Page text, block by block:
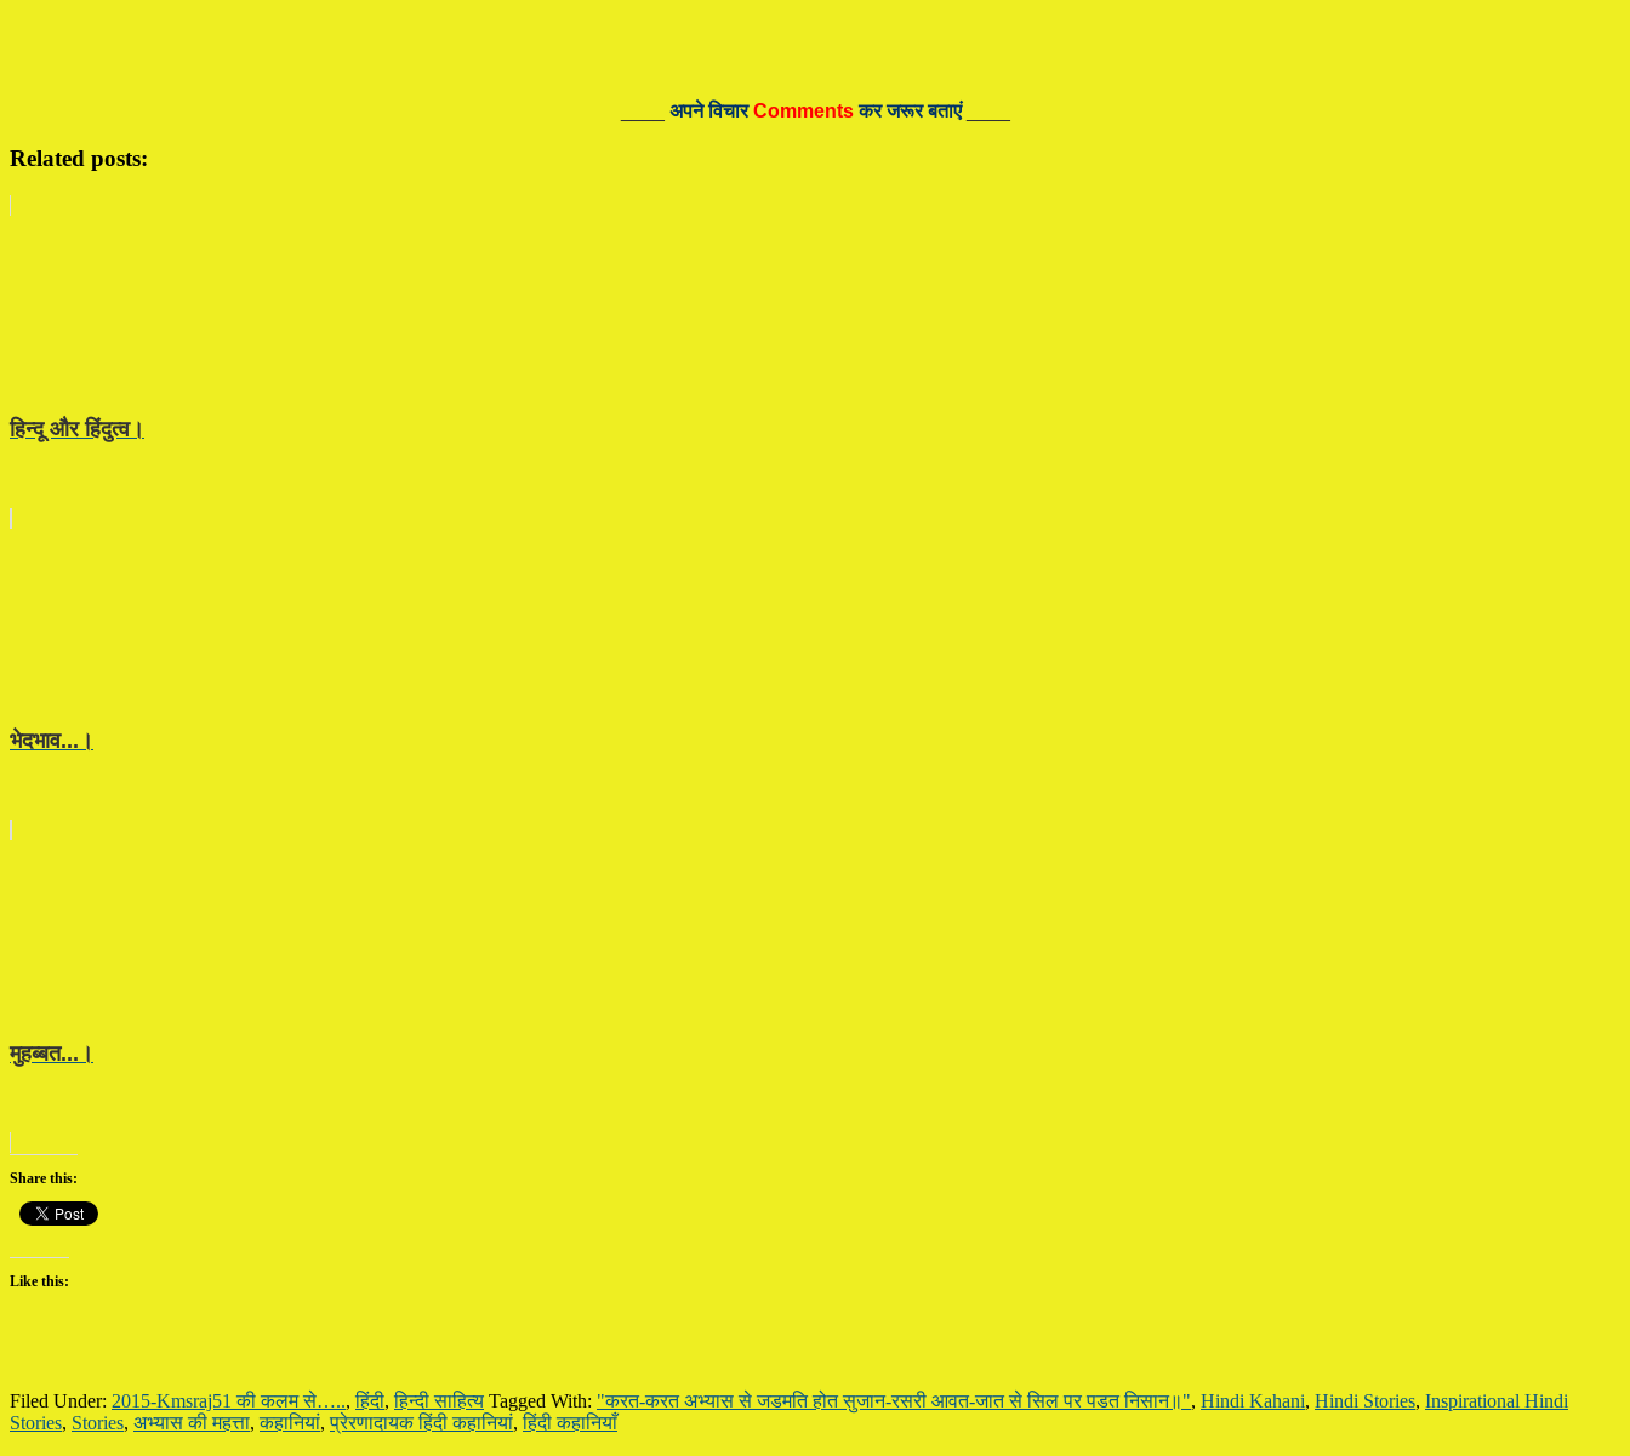
अपने विचारCommentsकर जरूर बताएं____
Related posts:
हिन्दू और हिंदुत्व।
भेदभाव...।
मुहब्बत...।
Share this:
Like this:
Filed Under: 2015-Kmsraj51 की कलम से…..,हिंदी,हिन्दी साहित्य Tagged With: "करत-करत अभ्यास से जडमति होत सुजान-रसरी आवत-जात से सिल पर पडत निसान॥", Hindi Kahani, Hindi Stories, Inspirational Hindi
Stories, Stories, अभ्यास की महत्ता,‎कहानियां,प्रेरणादायक हिंदी कहानियां,हिंदी कहानियाँ